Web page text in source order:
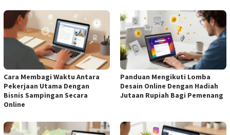
Cara Membagi Waktu Antara
Pekerjaan Utama Dengan
Bisnis Sampingan Secara
Online
Panduan Mengikuti Lomba
Desain Online Dengan Hadiah
Jutaan Rupiah Bagi Pemenang